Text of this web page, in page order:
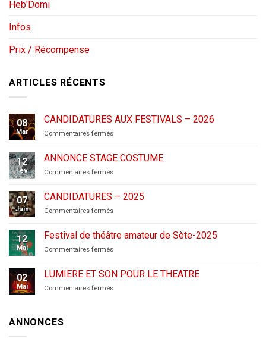
Heb'Domi
Infos
Prix / Récompense
ARTICLES RÉCENTS
08
Mar
CANDIDATURES AUX FESTIVALS – 2026
Commentaires ferméssur
AUX
FESTIVALS
–
12
Fév
ANNONCE STAGE COSTUME
Commentaires ferméssur
STAGE
COSTUME
07
Juin
CANDIDATURES – 2025
Commentaires ferméssur
2025
12
Mai
Festival de théâtre amateur de Sète-2025
Commentaires ferméssur
de
théâtre
amateur
02
Mai
LUMIERE ET SON POUR LE THEATRE
Commentaires ferméssur
ANNONCES